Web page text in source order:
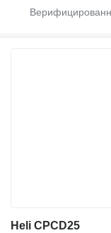
Heli CPCD25